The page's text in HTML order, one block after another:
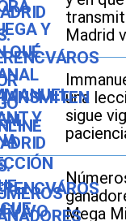
Madrid
VIVO
México,
Unidos
una
sigue
y la
fuerte”
Mega